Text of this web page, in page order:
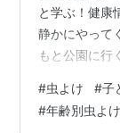
と学ぶ！健康
静かにやって
もと公園に行
本当に大変で
か？ 今回は、
#虫よけ #子
#年齢別虫よけ